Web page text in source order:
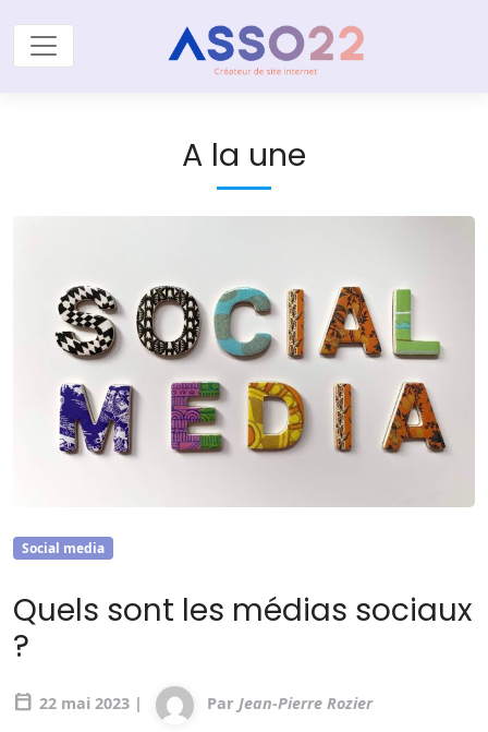
A la une
Social media
Quels sont les médias sociaux
?
calendar_today 22 mai 2023 | Par Jean-Pierre Rozier